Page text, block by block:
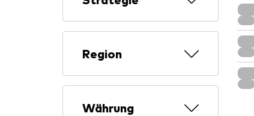
Region
Währung